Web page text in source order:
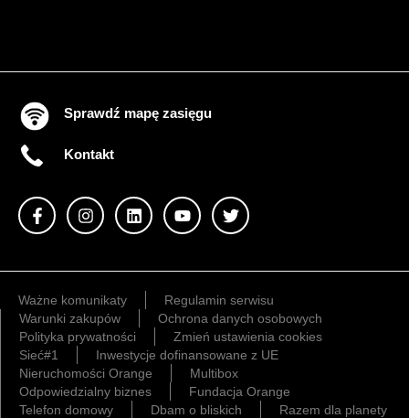
Sprawdź mapę zasięgu
Kontakt
Ważne komunikaty
Regulamin serwisu
Warunki zakupów
Ochrona danych osobowych
Polityka prywatności
Zmień ustawienia cookies
Sieć#1
Inwestycje dofinansowane z UE
Nieruchomości Orange
Multibox
Odpowiedzialny biznes
Fundacja Orange
Telefon domowy
Dbam o bliskich Razem dla planety